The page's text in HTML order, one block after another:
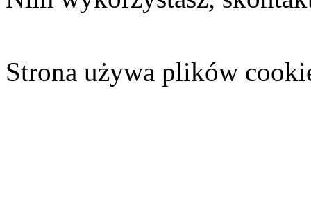
Strona używa plików